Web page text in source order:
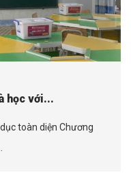
học với...
toàn diện Chương